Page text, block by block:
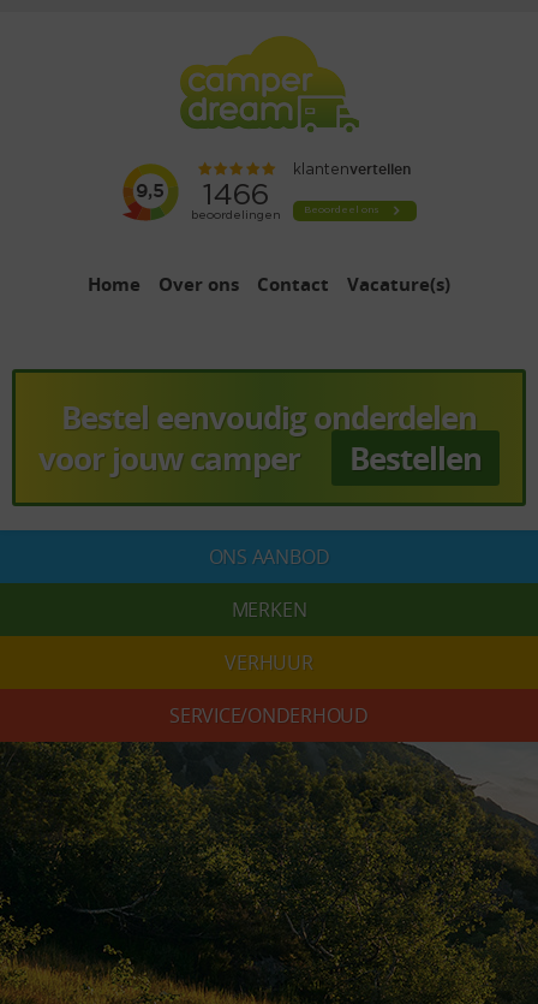
Home Over ons Contact Vacature(s)
Bestel eenvoudig onderdelen
voor jouw camper
Bestellen
ONS AANBOD
MERKEN
VERHUUR
SERVICE/ONDERHOUD